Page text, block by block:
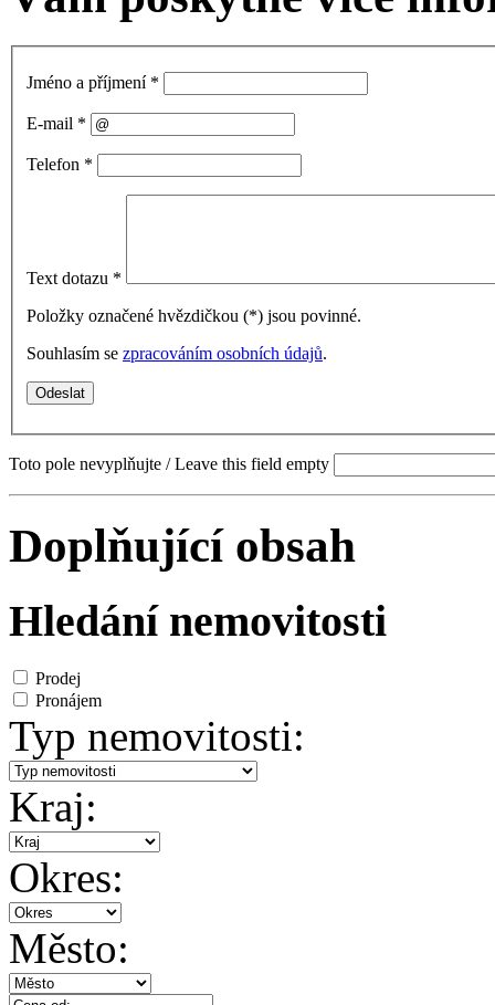
Jméno a příjmení *
E-mail *
Telefon *
Text dotazu *
Položky označené hvězdičkou (*) jsou povinné.
Souhlasím se zpracováním osobních údajů.
Toto pole nevyplňujte / Leave this field empty
Doplňující obsah
Hledání nemovitosti
Prodej
Pronájem
Typ nemovitosti:
Kraj:
Okres:
Město: